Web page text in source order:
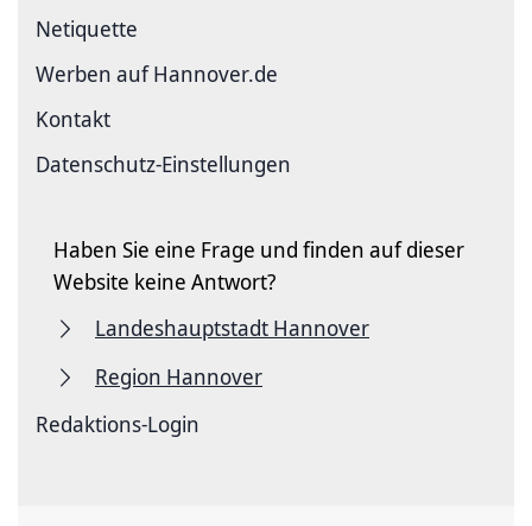
Netiquette
Werben auf Hannover.de
Kontakt
Datenschutz-Einstellungen
Haben Sie eine Frage und finden auf dieser
Website keine Antwort?
Landeshauptstadt Hannover
Region Hannover
Redaktions-Login